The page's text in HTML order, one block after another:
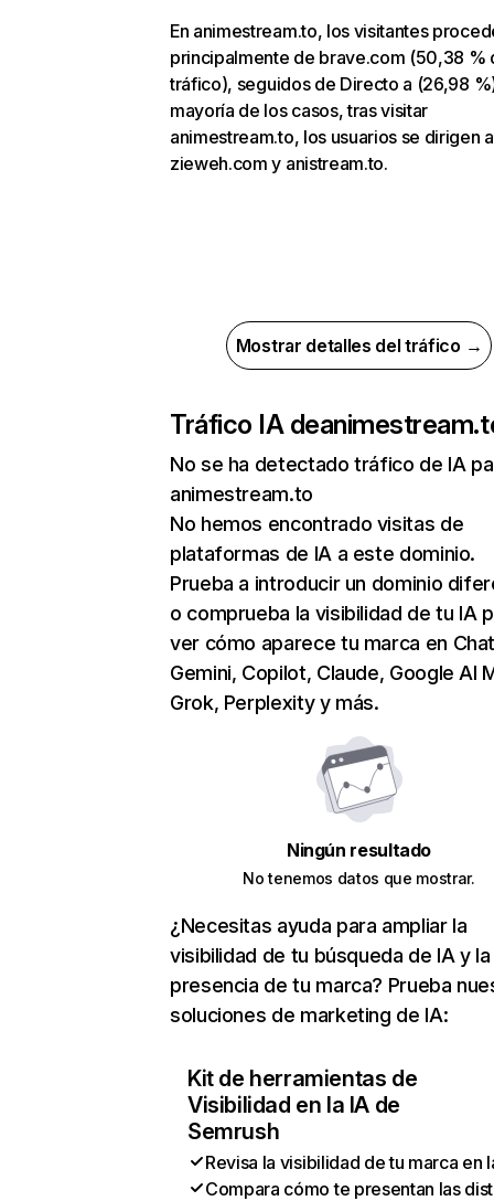
En animestream.to, los visitantes
principalmente de brave.com (50,38 %
tráfico), seguidos de Directo a (26,98
mayoría de los casos, tras visitar
animestream.to, los usuarios se dirigen a
zieweh.com y anistream.to.
Mostrar detalles del tráfico →
Tráfico IA de
No se ha detectado tráfico de IA
animestream.to
No hemos encontrado visitas de
plataformas de IA a este dominio.
Prueba a introducir un dominio
o comprueba la visibilidad de tu IA
ver cómo aparece tu marca en
Gemini, Copilot, Claude, Google AI
Grok, Perplexity y más.
Ningún resultado
No tenemos datos que mostrar.
¿Necesitas ayuda para ampliar la
visibilidad de tu búsqueda de IA y la
presencia de tu marca? Prueba
soluciones de marketing de IA:
Kit de herramientas de
Visibilidad en la IA de
Semrush
Revisa la visibilidad de tu marca en
Compara cómo te presentan las